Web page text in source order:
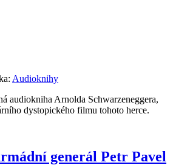
Audioknihy
audiokniha Arnolda Schwarzeneggera,
dystopického filmu tohoto herce.
generál Petr Pavel‎